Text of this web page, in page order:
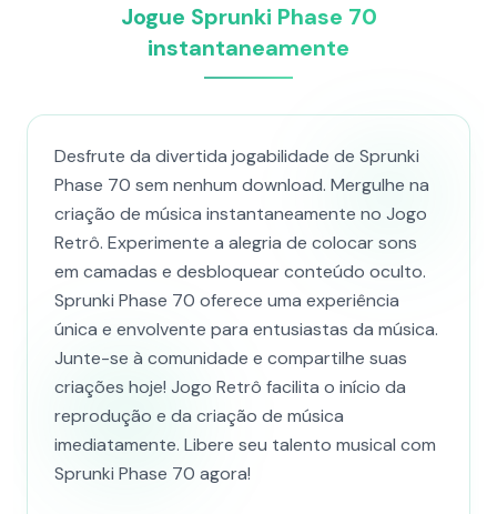
Jogue Sprunki Phase 70
instantaneamente
Desfrute da divertida jogabilidade de Sprunki
Phase 70 sem nenhum download. Mergulhe na
criação de música instantaneamente no Jogo
Retrô. Experimente a alegria de colocar sons
em camadas e desbloquear conteúdo oculto.
Sprunki Phase 70 oferece uma experiência
única e envolvente para entusiastas da música.
Junte-se à comunidade e compartilhe suas
criações hoje! Jogo Retrô facilita o início da
reprodução e da criação de música
imediatamente. Libere seu talento musical com
Sprunki Phase 70 agora!